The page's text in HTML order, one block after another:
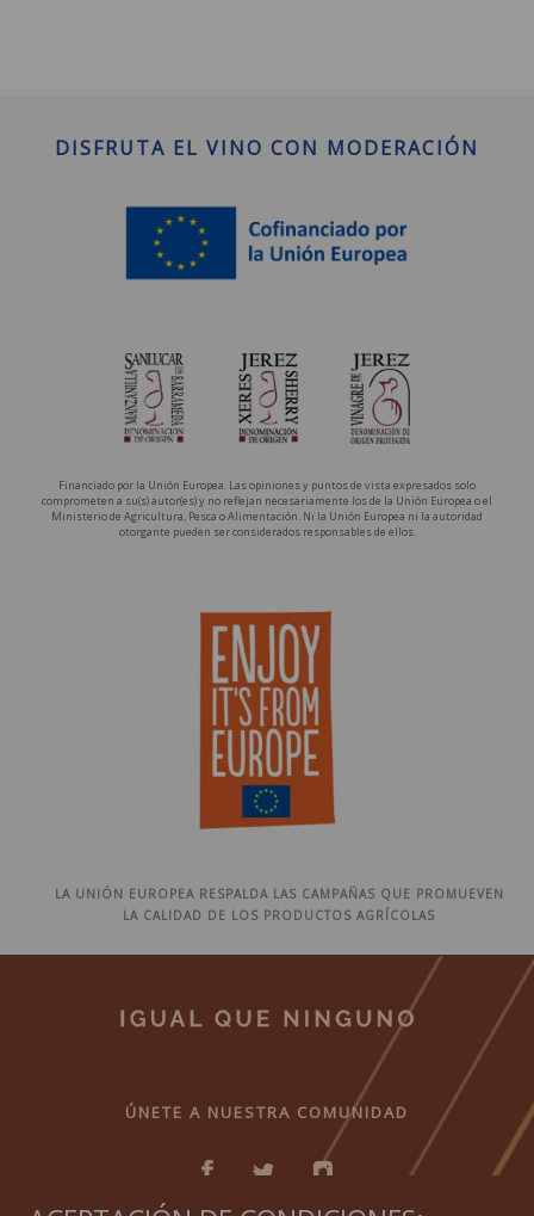
DISFRUTA EL VINO CON MODERACIÓN
Financiado por la Unión Europea. Las opiniones y puntos de vista expresados solo
comprometen a su(s) autor(es) y no reflejan necesariamente los de la Unión Europea o el
Ministerio de Agricultura, Pesca o Alimentación. Ni la Unión Europea ni la autoridad
otorgante pueden ser considerados responsables de ellos.
LA UNIÓN EUROPEA RESPALDA LAS CAMPAÑAS QUE PROMUEVEN
LA CALIDAD DE LOS PRODUCTOS AGRÍCOLAS
ÚNETE A NUESTRA COMUNIDAD